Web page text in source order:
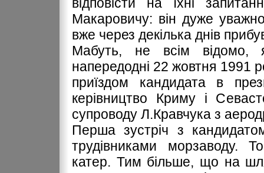
Макаровичу: він дуже
вже через декілька днів
Мабуть, не всім відомо,
напередодні 22 жовтня 1991
приїздом кандидата в
керівництво Криму і
супроводу Л.Кравчука з
Перша зустріч з
трудівниками морзаводу.
катер. Тим більше, що на